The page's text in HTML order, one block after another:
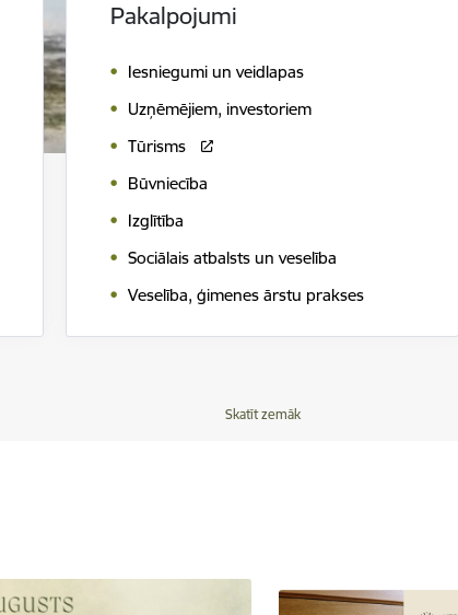
Pakalpojumi
Iesniegumi un veidlapas
Uzņēmējiem, investoriem
Tūrisms
Būvniecība
Izglītība
Sociālais atbalsts un veselība
Veselība, ģimenes ārstu prakses
Skatīt zemāk